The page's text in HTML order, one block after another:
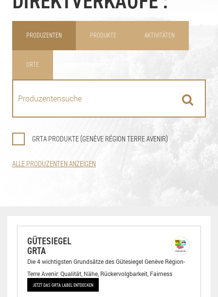
PRODUZENTEN PRODUKTE AKTIVITÄTEN
ORTE
GRTA PRODUKTE (GENÈVE RÉGION TERRE AVENIR)
ALLE PRODUZENTEN ANZEIGEN
GÜTESIEGEL
GRTA
Die 4 wichtigsten Grundsätze des Gütesiegel Genève Région-
Terre Avenir: Qualität, Nähe, Rückervolgbarkeit, Fairness
JETZT DAS GRTA LABEL ENTDECKEN